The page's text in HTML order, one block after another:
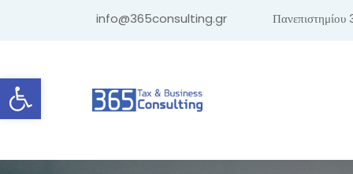
Ανοίξτε τη γραμμή εργαλείων
info@365consulting.gr